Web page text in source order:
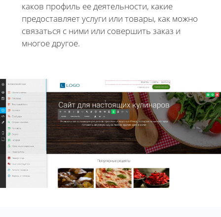
каков профиль ее деятельности, какие
предоставляет услуги или товары, как можно
связаться с ними или совершить заказ и
многое другое.